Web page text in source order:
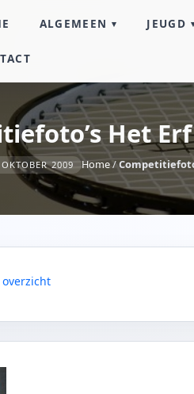
ALGEMEEN JEUGD
Het Erf
2009 Home/